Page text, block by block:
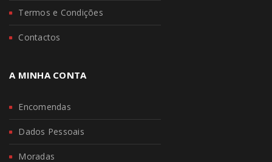
Termos e Condições
Contactos
A MINHA CONTA
Encomendas
Dados Pessoais
Moradas